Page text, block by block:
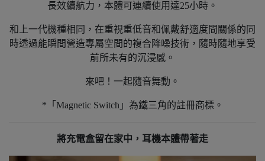
長效續航力，本體可連續使用達25小時。
和上一代機種相同，在重視重低音和佩戴舒適度間關係的同
時透過能瞬間營造專屬空間的複合降噪技術，隨時隨地享受
前所未有的沉浸感。
來吧！一起隨音舞動。
*「Magnetic Switch」為鐵三角的註冊商標。
將充電盒留在家中，耳機本體帶著走